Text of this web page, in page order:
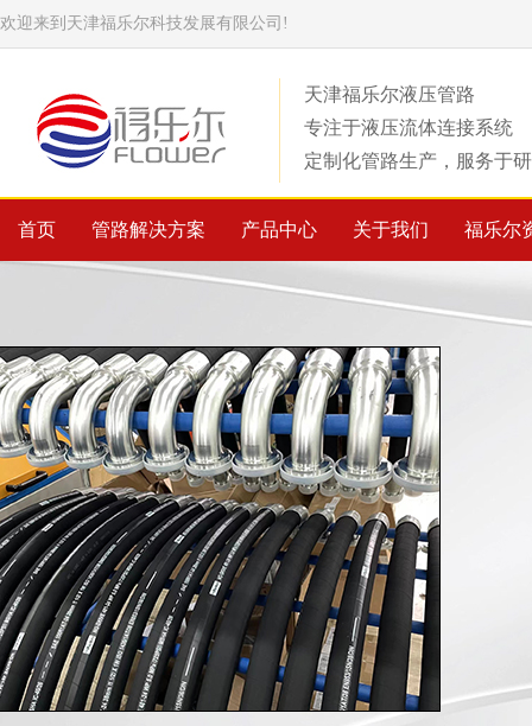
欢迎来到天津福乐尔科技发展有限公司!
天津福乐尔液压管路
专注于液压流体连接系统
定制化管路生产，服务于
首页 管路解决方案 产品中心 关于我们 福乐尔